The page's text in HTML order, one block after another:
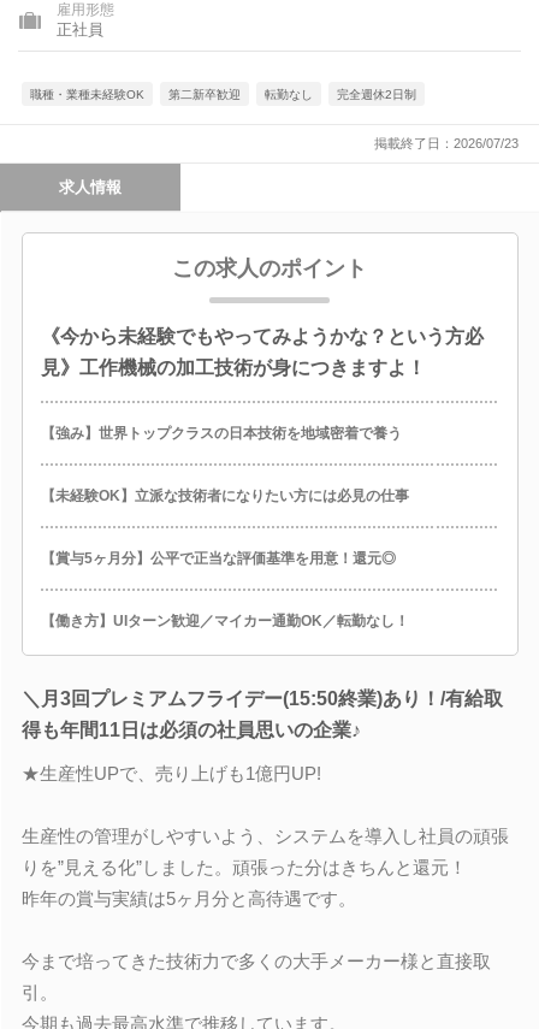
雇用形態
正社員
職種・業種未経験OK 第二新卒歓迎 転勤なし 完全週休2日制
掲載終了日：2026/07/23
求人情報
この求人のポイント
《今から未経験でもやってみようかな？という方必
見》工作機械の加工技術が身につきますよ！
【強み】世界トップクラスの日本技術を地域密着で養う
【未経験OK】立派な技術者になりたい方には必見の仕事
【賞与5ヶ月分】公平で正当な評価基準を用意！還元◎
【働き方】UIターン歓迎／マイカー通勤OK／転勤なし！
＼月3回プレミアムフライデー(15:50終業)あり！/有給取
得も年間11日は必須の社員思いの企業♪
★生産性UPで、売り上げも1億円UP!
生産性の管理がしやすいよう、システムを導入し社員の頑張
りを”見える化”しました。頑張った分はきちんと還元！
昨年の賞与実績は5ヶ月分と高待遇です。
今まで培ってきた技術力で多くの大手メーカー様と直接取
引。
今期も過去最高水準で推移しています。